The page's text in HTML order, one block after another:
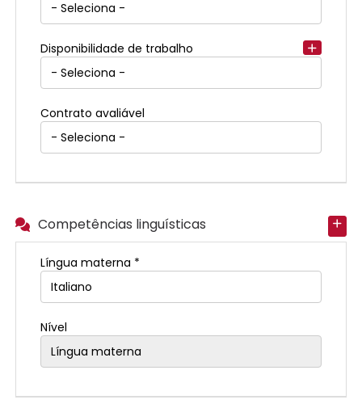
Disponibilidade de trabalho
Contrato avaliável
Competências linguísticas
Língua materna *
Nível